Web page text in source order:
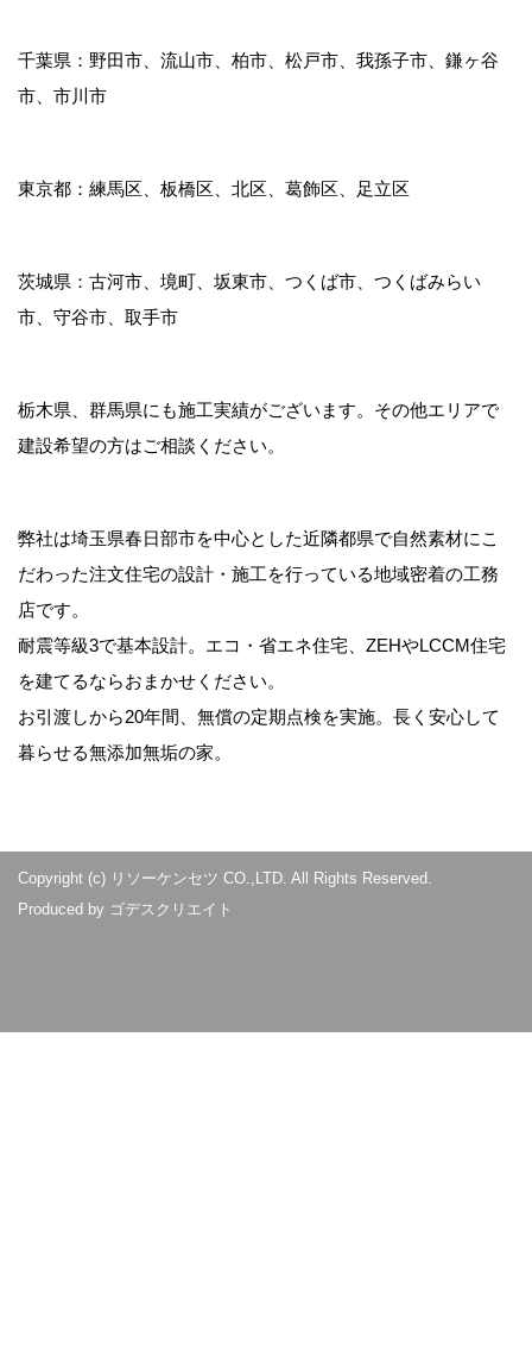
千葉県：野田市、流山市、柏市、松戸市、我孫子市、鎌ヶ谷
市、市川市
東京都：練馬区、板橋区、北区、葛飾区、足立区
茨城県：古河市、境町、坂東市、つくば市、つくばみらい
市、守谷市、取手市
栃木県、群馬県にも施工実績がございます。その他エリアで
建設希望の方はご相談ください。
弊社は埼玉県春日部市を中心とした近隣都県で自然素材にこ
だわった注文住宅の設計・施工を行っている地域密着の工務
店です。
耐震等級3で基本設計。エコ・省エネ住宅、ZEHやLCCM住宅
を建てるならおまかせください。
お引渡しから20年間、無償の定期点検を実施。長く安心して
暮らせる無添加無垢の家。
Copyright (c) リソーケンセツ CO.,LTD. All Rights Reserved.
Produced by ゴデスクリエイト